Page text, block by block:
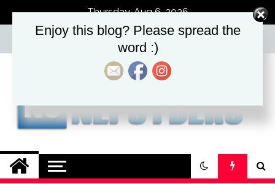
Thursday, Aug 6, 2026
Nepsyders.
Nepalese in Australia
Enjoy this blog? Please spread the
word :)